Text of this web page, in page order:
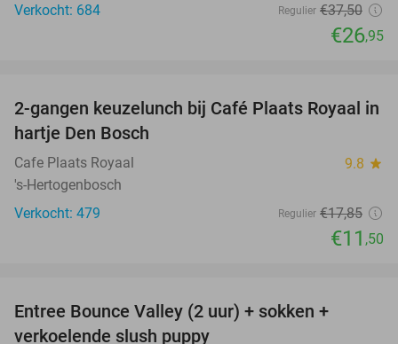
Verkocht: 684
Regulier €37,50
€26,95
36%
2-gangen keuzelunch bij Café Plaats Royaal in
hartje Den Bosch
Cafe Plaats Royaal 9.8 star
's-Hertogenbosch
Verkocht: 479
Regulier €17,85
€11 ,50
Entree Bounce Valley (2 uur) + sokken +
verkoelende slush puppy